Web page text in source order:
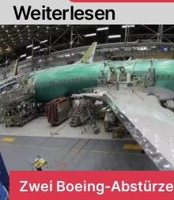
Weiterlesen
Zwei Boeing-Abstürze